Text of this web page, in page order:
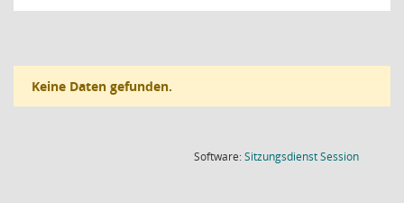
Keine Daten gefunden.
Software:SitzungsdienstSession(Wird in